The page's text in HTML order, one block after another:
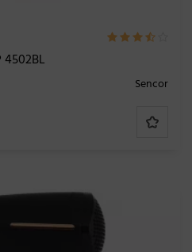
Sencor